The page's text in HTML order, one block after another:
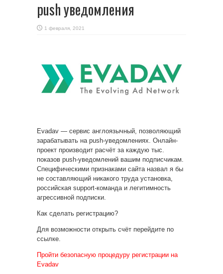
push уведомления
1 февраля, 2021
Evadav — сервис англоязычный, позволяющий
зарабатывать на push-уведомлениях. Онлайн-
проект производит расчёт за каждую тыс.
показов push-уведомлений вашим подписчикам.
Специфическими признаками сайта назвал я бы
не составляющий никакого труда установка,
российская support-команда и легитимность
агрессивной подписки.
Как сделать регистрацию?
Для возможности открыть счёт перейдите по
ссылке.
Пройти безопасную процедуру регистрации на
Evadav